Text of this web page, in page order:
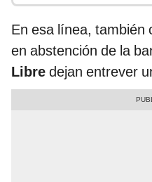
En esa línea, también
en abstención de la
Libre dejan entrever